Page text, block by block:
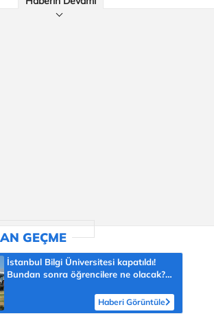
İstanbul Bilgi Üniversitesi kapatıldı!
Bundan sonra öğrencilere ne olacak?
Haberi Görüntüle